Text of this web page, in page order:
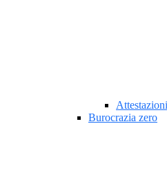
Burocrazia zero